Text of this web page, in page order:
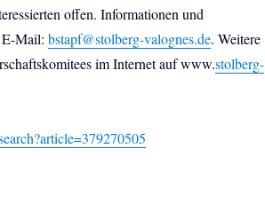
offen. Informationen und
Mail: bstapf@stolberg-valognes.de. Weitere
im Internet auf www.stolberg-